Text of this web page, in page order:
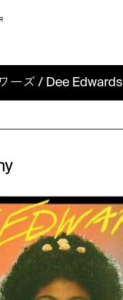
ーズ / Dee Edwards